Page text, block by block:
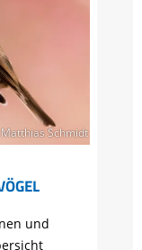
Schmidt
und